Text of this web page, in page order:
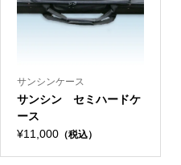
サンシンケース
サンシン セミハードケ
ース
¥11,000 （税込）